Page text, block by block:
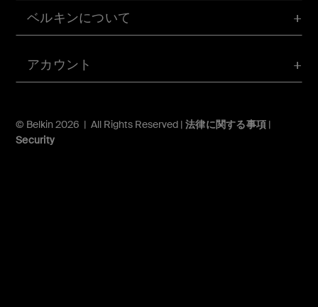
アカウント
ベルキンについて
© Belkin 2026 | All Rights Reserved | 法律に関する事項 |
Security